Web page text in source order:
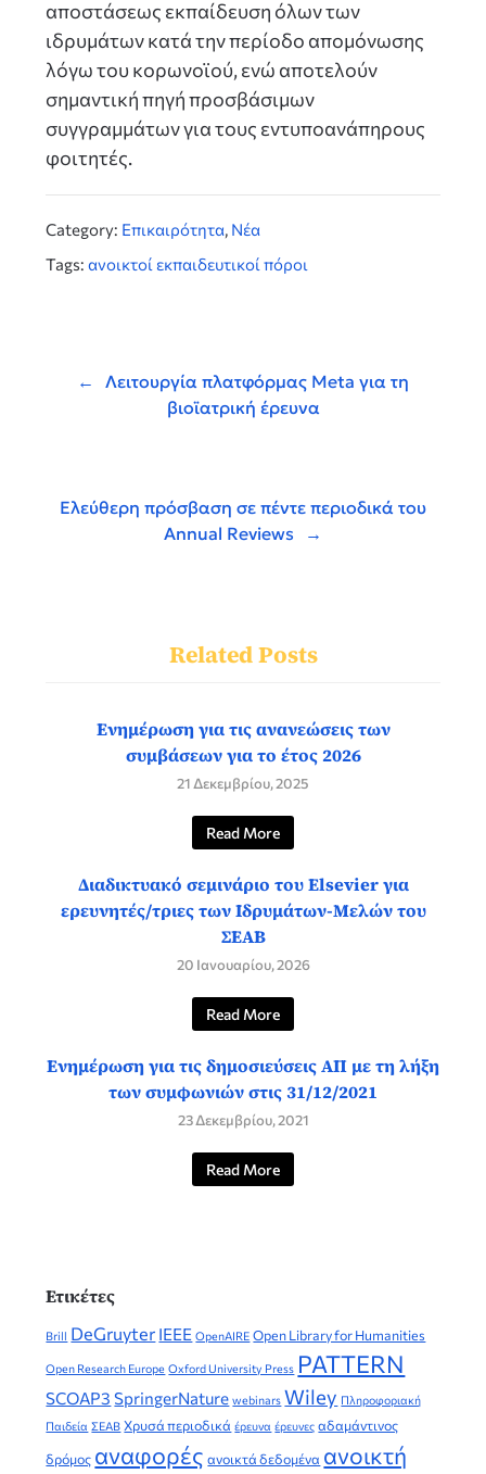
αποστάσεως εκπαίδευση όλων των
ιδρυμάτων κατά την περίοδο απομόνωσης
λόγω του κορωνοϊού, ενώ αποτελούν
σημαντική πηγή προσβάσιμων
συγγραμμάτων για τους εντυποανάπηρους
φοιτητές.
Category: Επικαιρότητα, Νέα
Tags:ανοικτοί εκπαιδευτικοί πόροι
άρθρωνΛειτουργία πλατφόρμας Meta για τη
βιοϊατρική έρευνα
Ελεύθερη πρόσβαση σε πέντε περιοδικά του
Annual Reviews
Related Posts
Ενημέρωση για τις ανανεώσεις των
συμβάσεων για το έτος 2026
21 Δεκεμβρίου, 2025
Read More
Διαδικτυακό σεμινάριο του Elsevier για
ερευνητές/τριες των Ιδρυμάτων-Μελών του
ΣΕΑΒ
20 Ιανουαρίου, 2026
Read More
Ενημέρωση για τις δημοσιεύσεις ΑΠ με τη λήξη
των συμφωνιών στις 31/12/2021
23 Δεκεμβρίου, 2021
Read More
Ετικέτες
Brill DeGruyter IEEE OpenAIRE Open Library for Humanities
Open Research Europe Oxford University Press PATTERN
SCOAP3 SpringerNature webinars Wiley Πληροφοριακή
Παιδεία ΣΕΑΒ Χρυσά περιοδικά έρευνα έρευνες αδαμάντινος
δρόμος αναφορές ανοικτά δεδομένα ανοικτή